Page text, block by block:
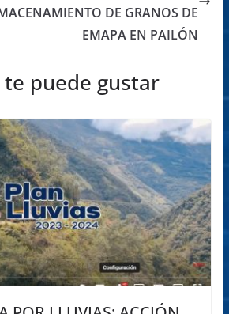
DE GRANOS DE
EMAPA EN PAILÓN
puede gustar